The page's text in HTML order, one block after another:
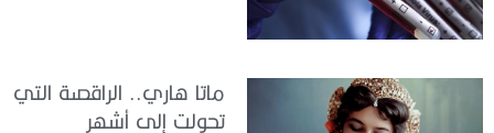
ماتا هاري.. الراقصة التي
تحولت إلى أشهر